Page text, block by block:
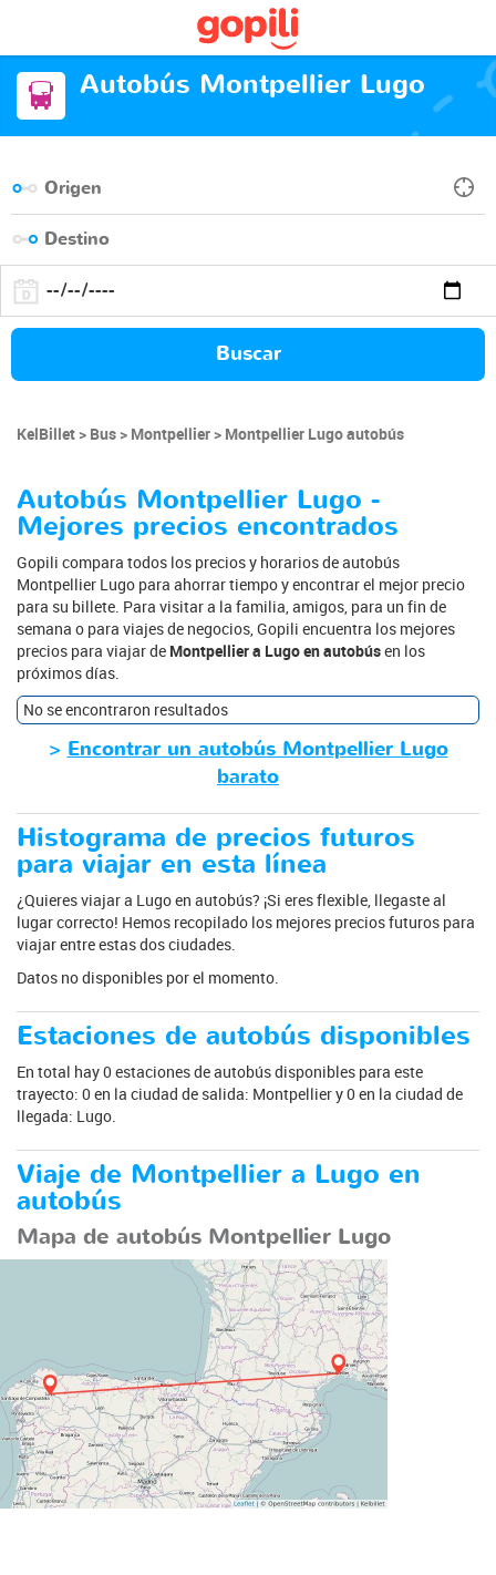
Autobús Montpellier Lugo
Buscar
KelBillet Bus Montpellier Montpellier Lugo autobús
Autobús Montpellier Lugo -
Mejores precios encontrados
Gopili compara todos los precios y horarios de autobús
Montpellier Lugo para ahorrar tiempo y encontrar el mejor precio
para su billete. Para visitar a la familia, amigos, para un fin de
semana o para viajes de negocios, Gopili encuentra los mejores
precios para viajar de Montpellier a Lugo en autobúsen los
próximos días.
No se encontraron resultados
> Encontrar un autobús Montpellier Lugo
barato
Histograma de precios futuros
para viajar en esta línea
¿Quieres viajar a Lugo en autobús? ¡Si eres flexible, llegaste al
lugar correcto! Hemos recopilado los mejores precios futuros para
viajar entre estas dos ciudades.
Datos no disponibles por el momento.
Estaciones de autobús disponibles
En total hay 0 estaciones de autobús disponibles para este
trayecto: 0 en la ciudad de salida: Montpellier y 0 en la ciudad de
llegada: Lugo.
Viaje de Montpellier a Lugo en
autobús
Mapa de autobús Montpellier Lugo